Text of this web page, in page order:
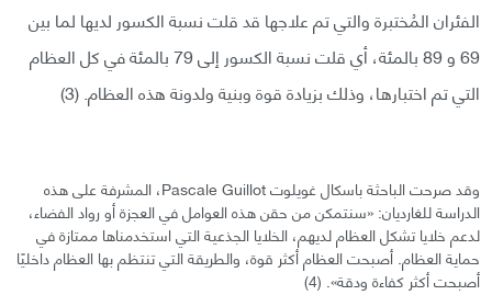
الفئران المُختبرة والتي تم علاجها قد قلت نسبة الكسور لديها لما بين
69 و 89 بالمئة، أي قلت نسبة الكسور إلى 79 بالمئة في كل العظام
التي تم اختبارها، وذلك بزيادة قوة وبنية ولدونة هذه العظام. (3)
وقد صرحت الباحثة باسكال غويلوت Pascale Guillot، المشرفة على هذه
الدراسة للغارديان: «سنتمكن من حقن هذه العوامل في العجزة أو رواد الفضاء،
لدعم خلايا تشكل العظام لديهم، الخلايا الجذعية التي استخدمناها ممتازة في
حماية العظام. أصبحت العظام أكثر قوة، والطريقة التي تنتظم بها العظام داخليًا
أصبحت أكثر كفاءة ودقة». (4)